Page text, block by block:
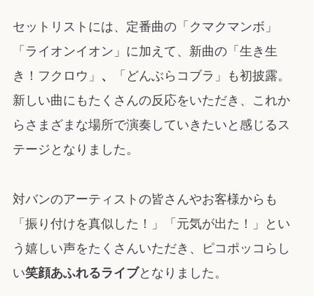
セットリストには、定番曲の「クマクマンボ」
「ライオンイオン」に加えて、新曲の「生き生
き！フクロウ」 、
「どんぶらコブラ」も初披露。
新しい曲にもたくさんの反応をいただき、これか
らさまざまな場所で演奏していきたいと感じるス
テージとなりました。
対バンのアーティストの皆さんやお客様からも
「振り付けを真似した！」「元気が出た！」とい
う嬉しい声をたくさんいただき、ピコポッコらし
い笑顔あふれるライブとなりました。